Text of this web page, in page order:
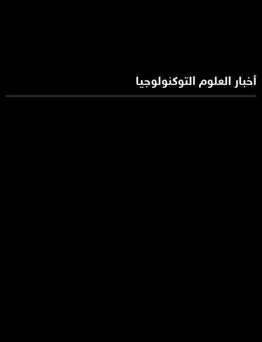
أخبار العلوم التوكنولوجيا